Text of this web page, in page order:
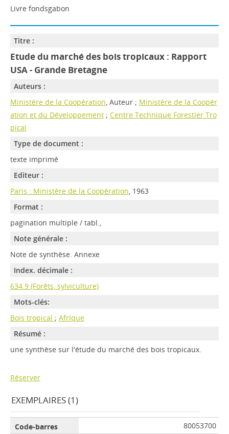
Livre fondsgabon
Titre :
Etude du marché des bois tropicaux : Rapport
USA - Grande Bretagne
Auteurs :
Ministère de la Coopération, Auteur ; Ministère de la Coopér
ation et du Développement; Centre Technique Forestier Tro
pical
Type de document :
texte imprimé
Editeur :
Paris : Ministère de la Coopération, 1963
Format :
pagination multiple / tabl.,
Note générale :
Note de synthèse. Annexe
Index. décimale :
634.9 (Forêts, sylviculture)
Mots-clés:
Bois tropical ; Afrique
Résumé :
une synthèse sur l'étude du marché des bois tropicaux.
Réserver
EXEMPLAIRES (1)
80053700